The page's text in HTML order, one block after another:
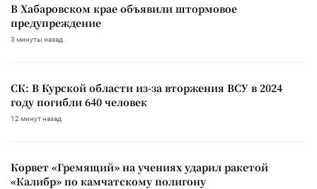
В Хабаровском крае объявили штормовое
предупреждение
3 минуты назад
СК: В Курской области из-за вторжения ВСУ в 2024
году погибли 640 человек
12 минут назад
Корвет «Гремящий» на учениях ударил ракетой
«Калибр» по камчатскому полигону